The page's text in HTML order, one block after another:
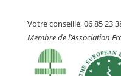
Votre conseillé, 06 85 23
Membre de l’Association